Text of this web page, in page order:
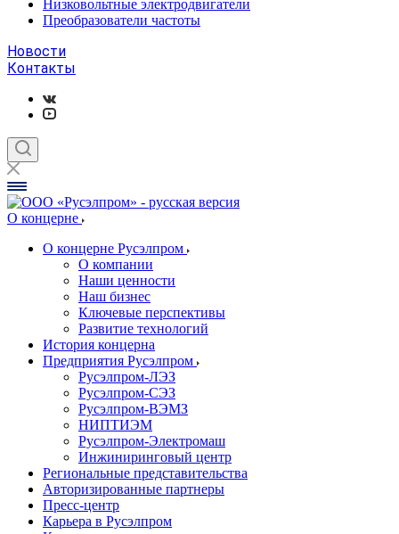
Низковольтные электродвигатели
Преобразователи частоты
Новости
Контакты
О концерне
О концерне Русэлпром
О компании
Наши ценности
Наш бизнес
Ключевые перспективы
Развитие технологий
История концерна
Предприятия Русэлпром
Русэлпром-ЛЭЗ
Русэлпром-СЭЗ
Русэлпром-ВЭМЗ
НИПТИЭМ
Русэлпром-Электромаш
Инжиниринговый центр
Региональные представительства
Авторизированные партнеры
Пресс-центр
Карьера в Русэлпром